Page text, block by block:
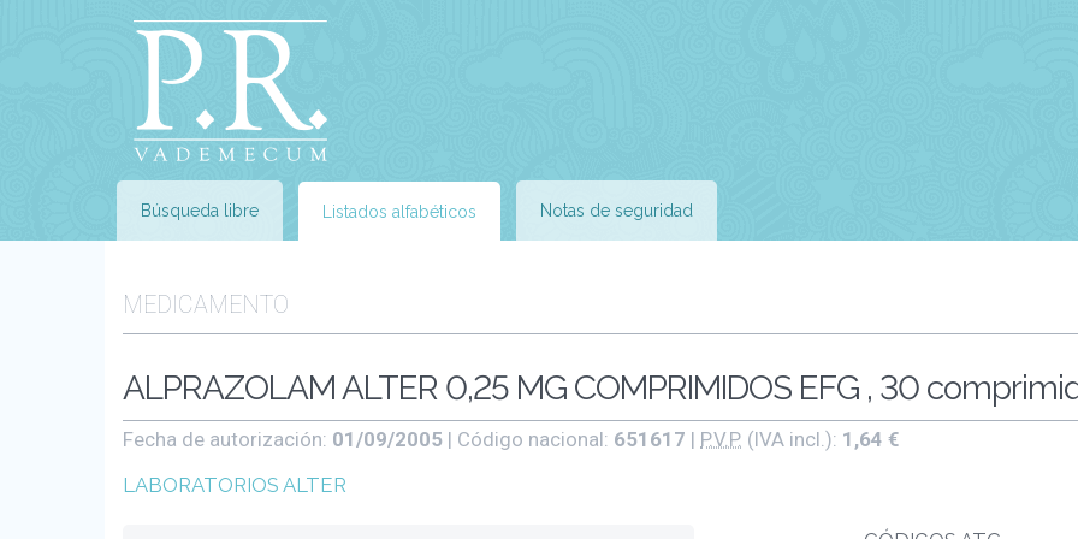
Búsqueda libre Listados alfabéticos Notas de seguridad
MEDICAMENTO
ALPRAZOLAM ALTER 0,25 MG COMPRIMIDOS EFG , 30
Fecha de autorización: 01/09/2005 | Código nacional: 651617 | P.V.P. (IVA incl.): 1,64 €
LABORATORIOS ALTER